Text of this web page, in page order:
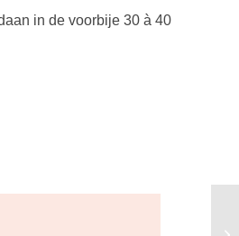
in de voorbije 30 à 40